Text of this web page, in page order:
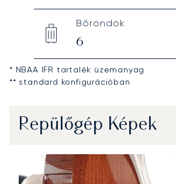
Bőröndök
6
* NBAA IFR tartalék üzemanyag
** standard konfigurációban
Repülőgép Képek